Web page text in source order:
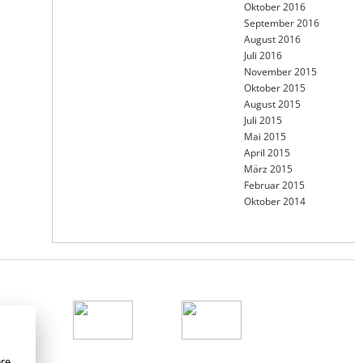
Oktober 2016
September 2016
August 2016
Juli 2016
November 2015
Oktober 2015
August 2015
Juli 2015
Mai 2015
April 2015
März 2015
Februar 2015
Oktober 2014